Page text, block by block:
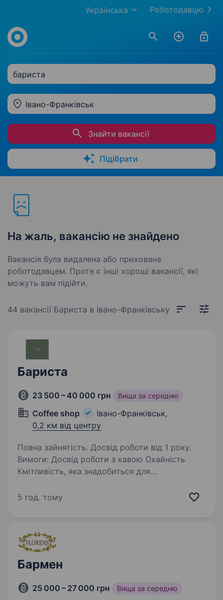
Роботодавцю
Українська
бариста
Івано-Франківськ
Знайти вакансії
Підібрати
На жаль, вакансію не знайдено
Вакансія була видалена або прихована
роботодавцем. Проте є інші хороші вакансії, які
можуть вам підійти.
44 вакансії Бариста в Івано-Франківську
Бариста
23 500 – 40 000 грн Вища за середню
Coffee shop
Івано-Франківськ,
0,2 км від центру
Повна зайнятість. Досвід роботи від 1 року.
Вимоги: Досвід роботи з кавою Охайність
Кмітливість, яка знадобиться для
велика ЗП (в залежності від ваших
5 год. тому
Бармен
25 000 – 27 000 грн Вища за середню